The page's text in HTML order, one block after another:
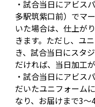
・試合当日にアビス
多駅筑紫口前）でマ
いた場合は、仕上が
きます。ただし、ユ
き、試合当日にスタ
だければ、当日加工
・試合当日にアビス
だいたユニフォーム
なり、お届けまで3～